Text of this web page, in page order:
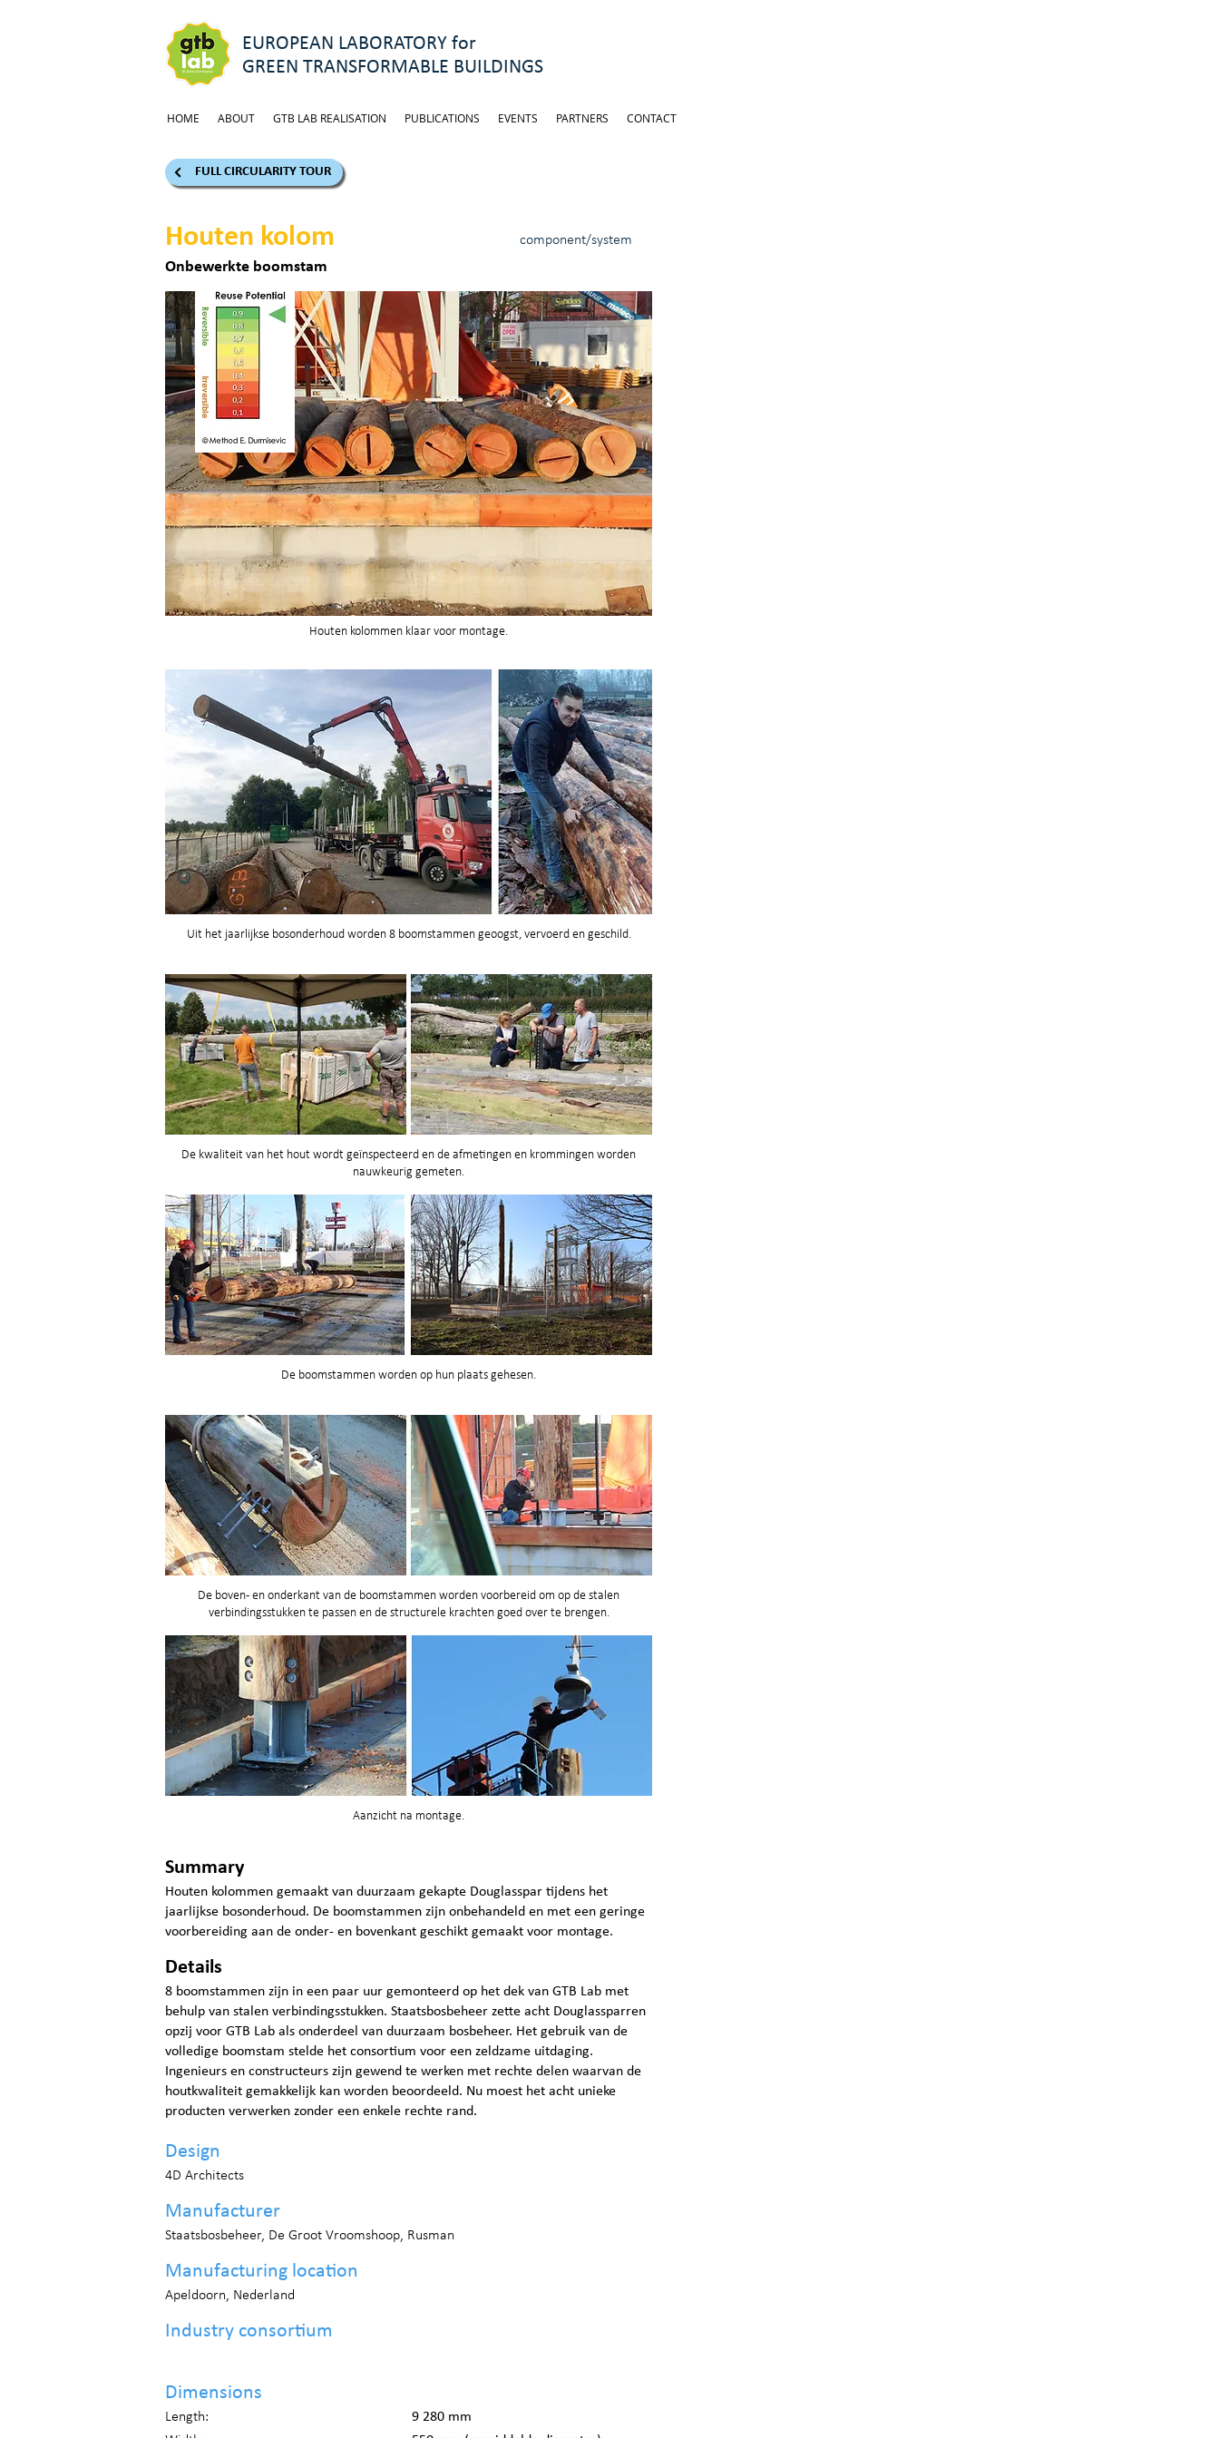
EUROPEAN LABORATORY for
GREEN TRANSFORMABLE BUILDINGS
HOME ABOUT GTB LAB REALISATION PUBLICATIONS EVENTS PARTNERS CONTACT
FULL CIRCULARITY TOUR
Houten kolom component/system
Onbewerkte boomstam
Houten kolommen klaar voor montage.
Uit het jaarlijkse bosonderhoud worden 8 boomstammen geoogst, vervoerd en geschild.
De kwaliteit van het hout wordt geïnspecteerd en de afmetingen en krommingen worden
nauwkeurig gemeten.
De boomstammen worden op hun plaats gehesen.
De boven- en onderkant van de boomstammen worden voorbereid om op de stalen
verbindingsstukken te passen en de structurele krachten goed over te brengen.
Aanzicht na montage.
Summary
Houten kolommen gemaakt van duurzaam gekapte Douglasspar tijdens het
jaarlijkse bosonderhoud. De boomstammen zijn onbehandeld en met een geringe
voorbereiding aan de onder- en bovenkant geschikt gemaakt voor montage.
Details
8 boomstammen zijn in een paar uur gemonteerd op het dek van GTB Lab met
behulp van stalen verbindingsstukken. Staatsbosbeheer zette acht Douglassparren
opzij voor GTB Lab als onderdeel van duurzaam bosbeheer. Het gebruik van de
volledige boomstam stelde het consortium voor een zeldzame uitdaging.
Ingenieurs en constructeurs zijn gewend te werken met rechte delen waarvan de
houtkwaliteit gemakkelijk kan worden beoordeeld. Nu moest het acht unieke
producten verwerken zonder een enkele rechte rand.
Design
4D Architects
Manufacturer
Staatsbosbeheer, De Groot Vroomshoop, Rusman
Manufacturing location
Apeldoorn, Nederland
Industry consortium
Dimensions
Length:
9 280 mm